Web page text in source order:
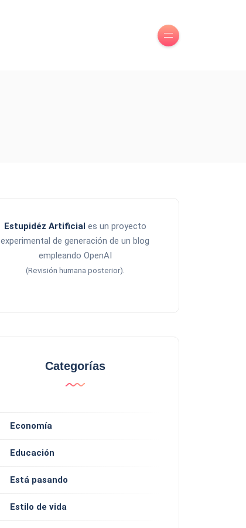
Estupidéz Artificial es un proyecto
experimental de generación de un blog
empleando OpenAI
(Revisión humana posterior).
Categorías
Economía
Educación
Está pasando
Estilo de vida